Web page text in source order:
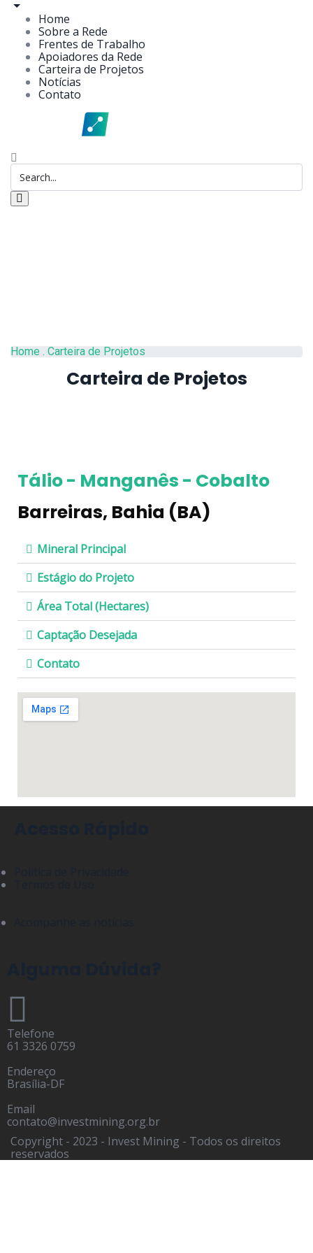
Home
Sobre a Rede
Frentes de Trabalho
Apoiadores da Rede
Carteira de Projetos
Notícias
Contato
Home . Carteira de Projetos
Carteira de Projetos
Tálio - Manganês - Cobalto
Barreiras, Bahia (BA)
Mineral Principal
Estágio do Projeto
Área Total (Hectares)
Captação Desejada
Contato
Telefone
61 3326 0759
Endereço
Brasília-DF
Email
contato@investmining.org.br
Copyright - 2023 - Invest Mining - Todos os direitos
reservados